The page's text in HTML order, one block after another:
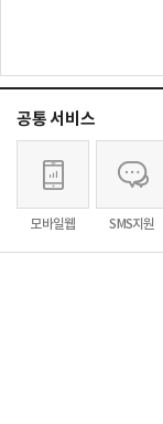
공통 서비스
모바일웹 SMS지원